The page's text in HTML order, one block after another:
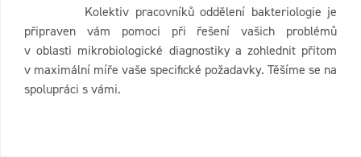
Kolektiv pracovníků oddělení bakteriologie je
připraven vám pomoci při řešení vašich problémů
v oblasti mikrobiologické diagnostiky a zohlednit přitom
v maximální míře vaše specifické požadavky. Těšíme se na
spolupráci s vámi.